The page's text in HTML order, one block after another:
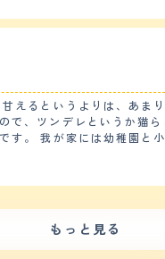
期を除き、1週間に1回程
必要は無いと思います
小さくてかわいいです。
は長生きするといううわさ話を猫の飼育書で
プで見つけて、すぐに
読んだり、Youtubeを見
えるというよりは、あ
、ツンデレというか猫
す。 我が家には幼稚園
りませんが、家を留守に
だ、イタズラしたりテ
さんから、エサの量や体
もっと見る